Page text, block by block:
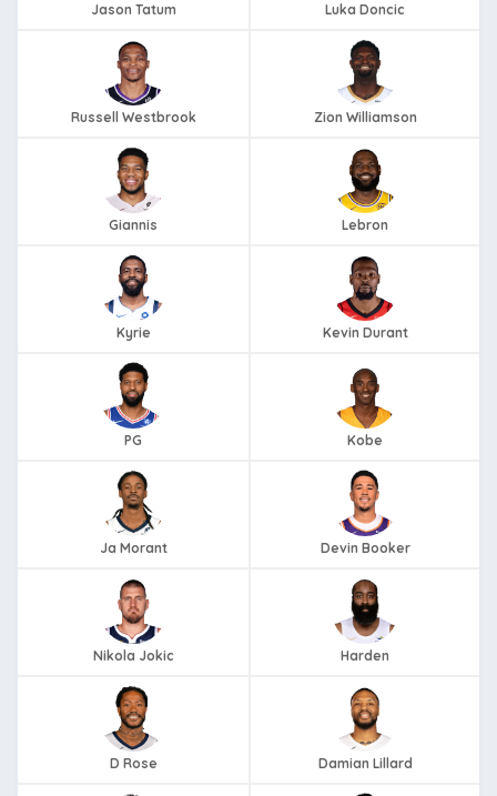
Jason Tatum Luka Doncic
Russell Westbrook Zion Williamson
Giannis Lebron
Kyrie Kevin Durant
PG Kobe
Ja Morant Devin Booker
Nikola Jokic Harden
D Rose Damian Lillard